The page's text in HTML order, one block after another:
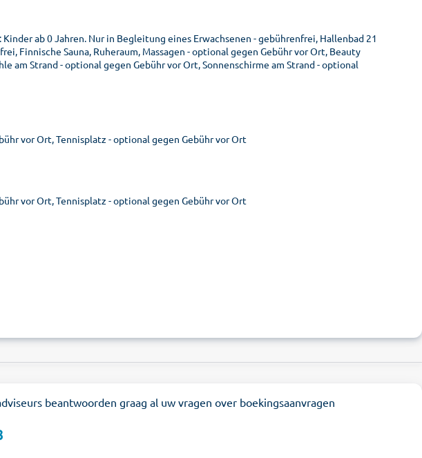
ab 0 Jahren. Nur in Begleitung eines Erwachsenen - gebührenfrei, Hallenbad 21
Finnische Sauna, Ruheraum, Massagen - optional gegen Gebühr vor Ort, Beauty
am Strand - optional gegen Gebühr vor Ort, Sonnenschirme am Strand - optional
vor Ort, Tennisplatz - optional gegen Gebühr vor Ort
vor Ort, Tennisplatz - optional gegen Gebühr vor Ort
beantwoorden graag al uw vragen over boekingsaanvragen